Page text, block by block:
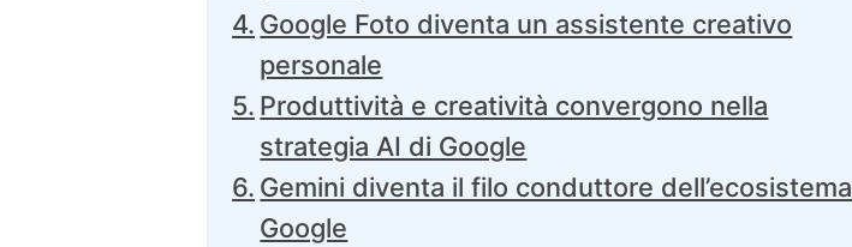
Google Foto diventa un assistente creativo
personale
Produttività e creatività convergono nella
strategia AI di Google
Gemini diventa il filo conduttore dell’ecosistema
Google